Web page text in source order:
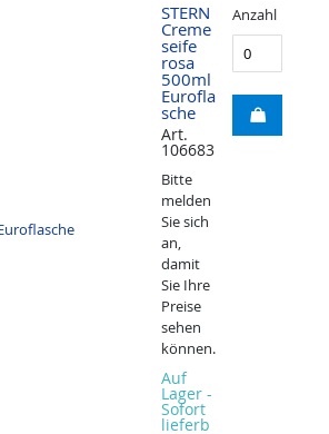
STERN
Creme
seife
rosa
500ml
Eurofla
sche
Art.
106683
Bitte
melden
Sie sich
an,
damit
Sie Ihre
Preise
sehen
können.
Auf
Lager -
Sofort
lieferb
Anzahl